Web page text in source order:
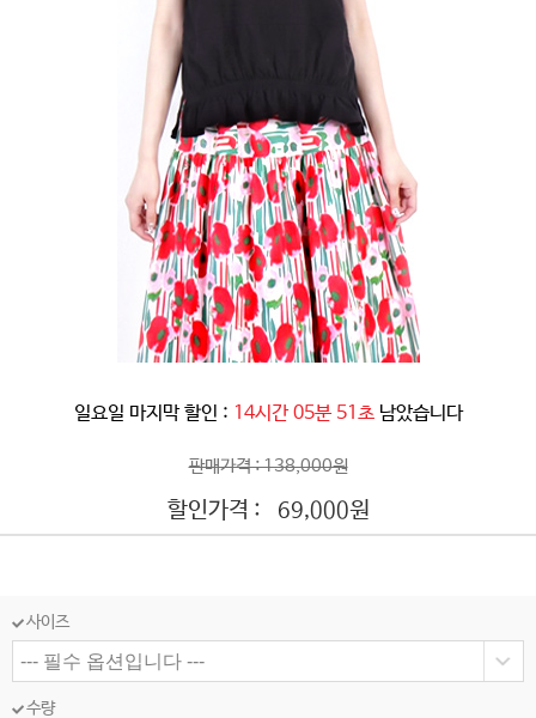
일요일 마지막 할인 : 14시간 05분 49초 남았습니다
판매가격 : 138,000원
할인가격 : 69,000원
사이즈
수량